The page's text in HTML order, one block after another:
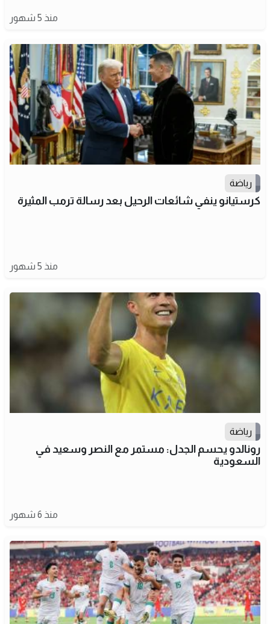
منذ 5 شهور
رياضة
كرستيانو ينفي شائعات الرحيل بعد رسالة ترمب المثيرة
منذ 5 شهور
رياضة
رونالدو يحسم الجدل: مستمر مع النصر وسعيد في
السعودية
منذ 6 شهور